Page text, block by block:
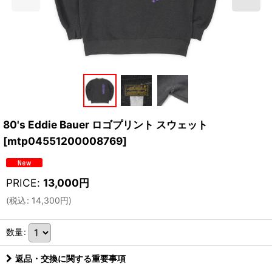
80's Eddie Bauer ロゴプリント スウェット
[mtp04551200008769]
PRICE: 13,000円
(税込: 14,300円)
数量:
返品・交換に関する重要事項